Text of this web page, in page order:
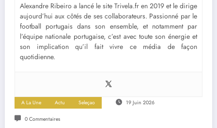
Alexandre Ribeiro a lancé le site Trivela.fr en 2019 et le dirige
aujourd’hui aux côtés de ses collaborateurs. Passionné par le
football portugais dans son ensemble, et notamment par
l’équipe nationale portugaise, c’est avec toute son énergie et
son implication qu’il fait vivre ce média de façon
quotidienne.
A La Une Actu Seleçao 19 Juin 2026
0 Commentaires